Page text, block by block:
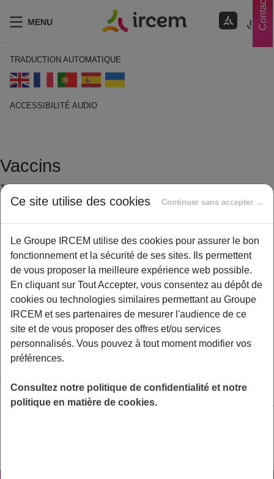
Contacts
MENU
TRADUCTION AUTOMATIQUE
ACCESSIBILITÉ AUDIO
Vaccins
14 janvier 2021
Byircem
Les vaccins sont des médicaments injectables qui jouent un
rôle essentiel dans la prévention et la protection contre de
nombreuses maladies infectieuses. Il existe plusieurs
catégories de vaccins :
Ceux qui sont obligatoires (diphtérie – tétanos –
poliomyélite) ;
Ceux qui sont simplement recommandés (par exemple :
BCG, coqueluche, méningite…).
Chaque année, les autorités établissent un calendrier vaccinal
qui détermine les vaccinations applicables en France.
La grande majorité des vaccins recommandés sont remboursés
sont remboursés à 100% pour des catégories ciblées (grippe,
Ce site utilise des cookies Continuer sans accepter →
Le Groupe IRCEM utilise des cookies pour assurer le bon
fonctionnement et la sécurité de ses sites. Ils permettent
de vous proposer la meilleure expérience web possible.
En cliquant sur Tout Accepter, vous consentez au dépôt de
cookies ou technologies similaires permettant au Groupe
IRCEM et ses partenaires de mesurer l'audience de ce
site et de vous proposer des offres et/ou services
personnalisés. Vous pouvez à tout moment modifier vos
préférences.
Consultez notre politique de confidentialité et notre
politique en matière de cookies.